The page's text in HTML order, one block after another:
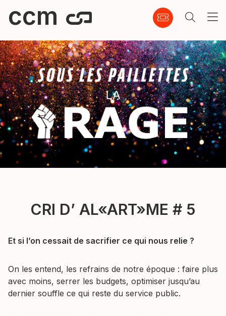
ccm
CRI D’ AL«ART»ME # 5
Et si l’on cessait de sacrifier ce qui nous relie ?
On les entend, les refrains de notre époque : faire plus
avec moins, serrer les budgets, optimiser jusqu’au
dernier souffle ce qui reste du service public.